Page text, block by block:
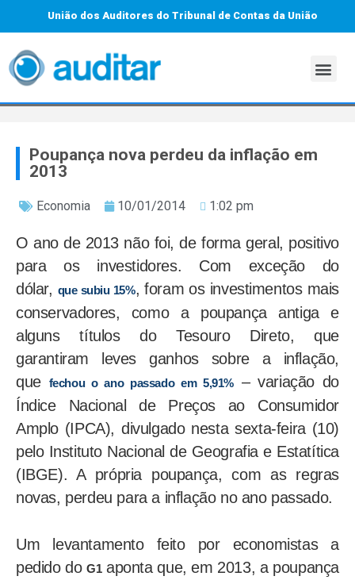
União dos Auditores do Tribunal de Contas da União
Poupança nova perdeu da inflação em
2013
Economia 10/01/2014 1:02 pm
O ano de 2013 não foi, de forma geral, positivo
para os investidores. Com exceção do
dólar, que subiu 15%, foram os investimentos mais
conservadores, como a poupança antiga e
alguns títulos do Tesouro Direto, que
garantiram leves ganhos sobre a inflação,
que
fechou o ano passado em 5,91% – variação do
Índice Nacional de Preços ao Consumidor
Amplo (IPCA), divulgado nesta sexta-feira (10)
pelo Instituto Nacional de Geografia e Estatítica
(IBGE). A própria poupança, com as regras
novas, perdeu para a inflação no ano passado.
Um levantamento feito por economistas a
pedido do G1 aponta que, em 2013, a poupança